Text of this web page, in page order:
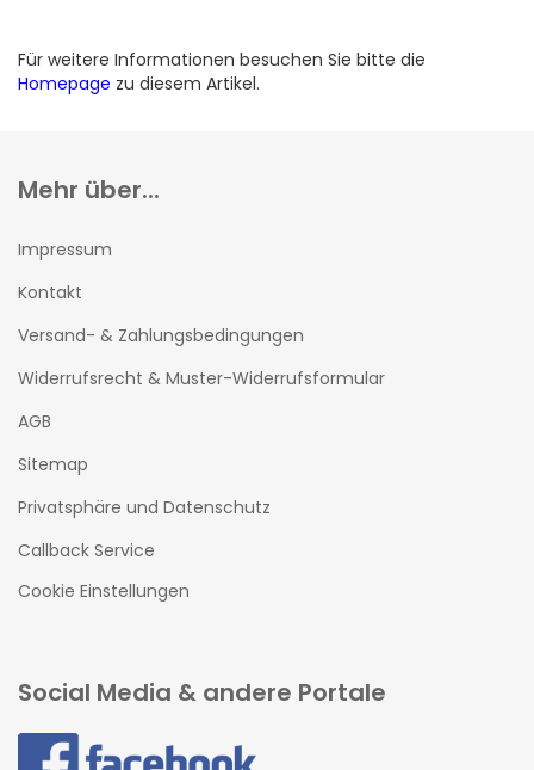
Für weitere Informationen besuchen Sie bitte die
Homepage zu diesem Artikel.
Mehr über...
Impressum
Kontakt
Versand- & Zahlungsbedingungen
Widerrufsrecht & Muster-Widerrufsformular
AGB
Sitemap
Privatsphäre und Datenschutz
Callback Service
Cookie Einstellungen
Social Media & andere Portale